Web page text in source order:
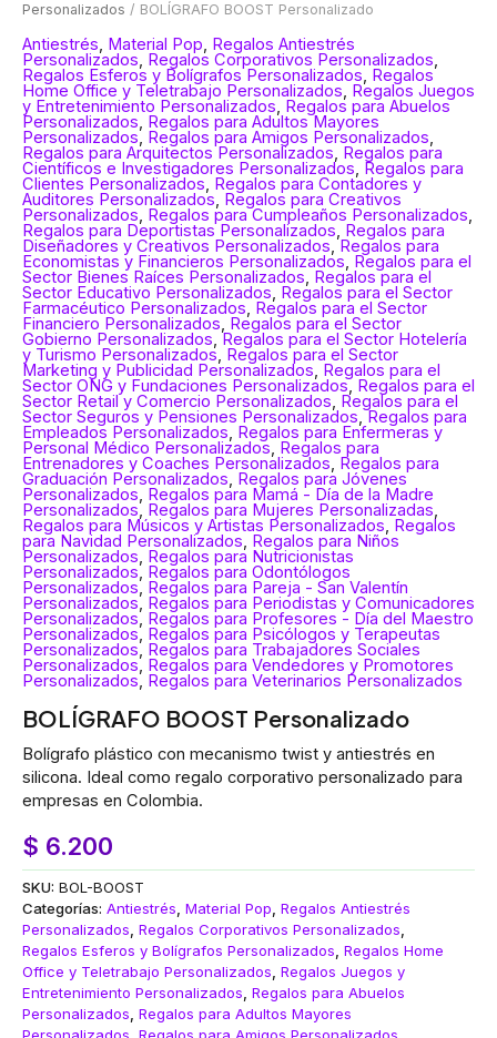
Personalizados / BOLÍGRAFO BOOST Personalizado
Antiestrés, Material Pop, Regalos Antiestrés
Personalizados, Regalos Corporativos Personalizados,
Regalos Esferos y Bolígrafos Personalizados, Regalos
Home Office y Teletrabajo Personalizados, Regalos Juegos
y Entretenimiento Personalizados, Regalos para Abuelos
Personalizados, Regalos para Adultos Mayores
Personalizados, Regalos para Amigos Personalizados,
Regalos para Arquitectos Personalizados, Regalos para
Científicos e Investigadores Personalizados, Regalos para
Clientes Personalizados, Regalos para Contadores y
Auditores Personalizados, Regalos para Creativos
Personalizados, Regalos para Cumpleaños Personalizados,
Regalos para Deportistas Personalizados, Regalos para
Diseñadores y Creativos Personalizados,Regalos para
Economistas y Financieros Personalizados, Regalos para el
Sector Bienes Raíces Personalizados, Regalos para el
Sector Educativo Personalizados, Regalos para el Sector
Farmacéutico Personalizados, Regalos para el Sector
Financiero Personalizados, Regalos para el Sector
Gobierno Personalizados, Regalos para el Sector Hotelería
y Turismo Personalizados, Regalos para el Sector
Marketing y Publicidad Personalizados, Regalos para el
Sector ONG y Fundaciones Personalizados, Regalos para el
Sector Retail y Comercio Personalizados, Regalos para el
Sector Seguros y Pensiones Personalizados,Regalos para
Empleados Personalizados, Regalos para Enfermeras y
Personal Médico Personalizados, Regalos para
Entrenadores y Coaches Personalizados, Regalos para
Graduación Personalizados, Regalos para Jóvenes
Personalizados, Regalos para Mamá - Día de la Madre
Personalizados, Regalos para Mujeres Personalizadas,
Regalos para Músicos y Artistas Personalizados, Regalos
para Navidad Personalizados, Regalos para Niños
Personalizados, Regalos para Nutricionistas
Personalizados, Regalos para Odontólogos
Personalizados, Regalos para Pareja - San Valentín
Personalizados, Regalos para Periodistas y Comunicadores
Personalizados, Regalos para Profesores - Día del Maestro
Personalizados, Regalos para Psicólogos y Terapeutas
Personalizados, Regalos para Trabajadores Sociales
Personalizados, Regalos para Vendedores y Promotores
Personalizados, Regalos para Veterinarios Personalizados
BOLÍGRAFO BOOST Personalizado
Bolígrafo plástico con mecanismo twist y antiestrés en
silicona. Ideal como regalo corporativo personalizado para
empresas en Colombia.
$ 6.200
SKU: BOL-BOOST
Categorías: Antiestrés, Material Pop, Regalos Antiestrés
Personalizados, Regalos Corporativos Personalizados,
Regalos Esferos y Bolígrafos Personalizados, Regalos Home
Office y Teletrabajo Personalizados, Regalos Juegos y
Entretenimiento Personalizados, Regalos para Abuelos
Personalizados, Regalos para Adultos Mayores